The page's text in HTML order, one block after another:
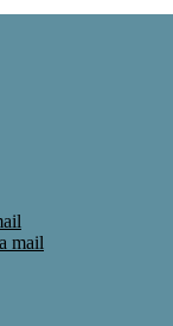
mail